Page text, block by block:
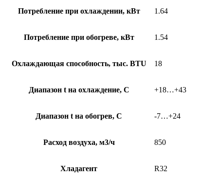
Потребление при охлаждении, кВт 1.64
Потребление при обогреве, кВт 1.54
Охлаждающая способность, тыс. BTU 18
Диапазон t на охлаждение, С +18…+43
Диапазон t на обогрев, С -7…+24
Расход воздуха, м3/ч 850
Хладагент R32